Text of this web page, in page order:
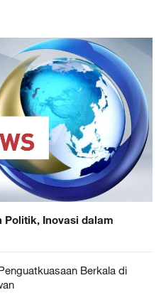
Politik, Inovasi dalam
Berkala di